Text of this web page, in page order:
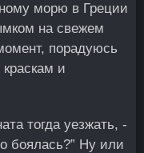
морю в Греции
на свежем
порадуюсь
и
тогда уезжать, -
боялась?” Ну или